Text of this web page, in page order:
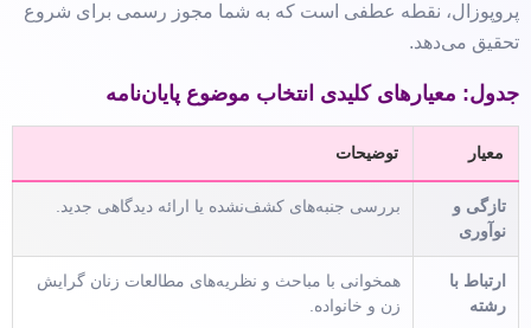
پروپوزال، نقطه عطفی است که به شما مجوز رسمی برای شروع
تحقیق می‌دهد.
جدول: معیارهای کلیدی انتخاب موضوع پایان‌نامه
معیار توضیحات
تازگی و
نوآوری
بررسی جنبه‌های کشف‌نشده یا ارائه دیدگاهی جدید.
ارتباط با
رشته
همخوانی با مباحث و نظریه‌های مطالعات زنان گرایش
زن و خانواده.